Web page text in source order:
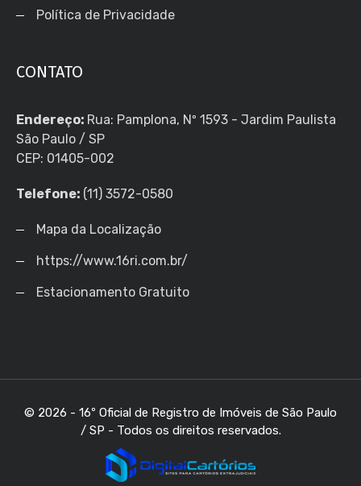
Política de Privacidade
CONTATO
Endereço: Rua: Pamplona, Nº 1593 - Jardim Paulista
São Paulo / SP
CEP: 01405-002
Telefone: (11) 3572-0580
Mapa da Localização
https://www.16ri.com.br/
Estacionamento Gratuito
© 2026 - 16º Oficial de Registro de Imóveis de São Paulo
/ SP - Todos os direitos reservados.